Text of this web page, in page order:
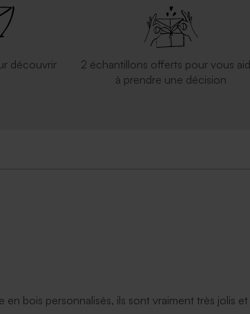
découvrir
2 échantillons offerts pour vous
à prendre une décision
en bois personnalisés, ils sont vraiment très